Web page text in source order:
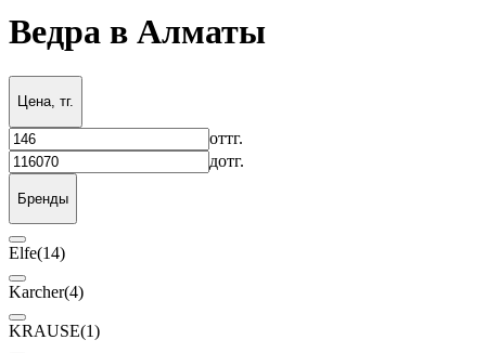
Ведра в Алматы
Цена, тг.
оттг.
дотг.
Бренды
Elfe(14)
Karcher(4)
KRAUSE(1)